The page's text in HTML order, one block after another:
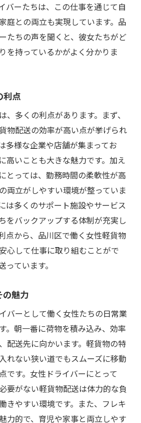
バーたちは、この仕事を通じて自
庭との両立も実現しています。品
たちの声を聞くと、彼女たちがど
を持っているかがよく分かりま
利点
、多くの利点があります。まず、
物配送の効率が高い点が挙げられ
多様な企業や店舗が集まってお
高いことも大きな魅力です。加え
とっては、勤務時間の柔軟性が高
両立がしやすい環境が整っていま
は多くのサポート施設やサービス
をバックアップする体制が充実し
点から、品川区で働く女性軽貨物
心して仕事に取り組むことがで
ています。
の魅力
バーとして働く女性たちの日常業
。朝一番に荷物を積み込み、効率
配送先に向かいます。軽貨物の特
れない狭い道でもスムーズに移動
です。女性ドライバーにとって
要がない軽貨物配送は体力的な負
きやすい環境です。また、フレキ
力的で、育児や家事と両立しやす